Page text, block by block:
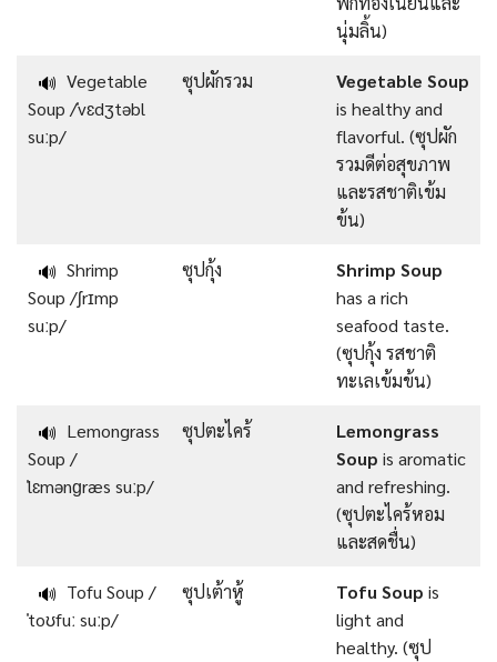
นุ่มลิ้น)
🔊 Vegetable
Soup /ˈvɛdʒtəbl
suːp/
ซุปผักรวม
Vegetable Soup
is healthy and
flavorful. (ซุปผัก
รวมดีต่อสุขภาพ
และรสชาติเข้ม
ข้น)
🔊 Shrimp
Soup /ʃrɪmp
suːp/
ซุปกุ้ง
Shrimp Soup
has a rich
seafood taste.
(ซุปกุ้ง รสชาติ
ทะเลเข้มข้น)
🔊 Lemongrass
Soup /
ˈlɛmənɡræs suːp/
ซุปตะไคร้
Lemongrass
Soup is aromatic
and refreshing.
(ซุปตะไคร้หอม
และสดชื่น)
🔊 Tofu Soup /
ˈtoʊfuː suːp/
ซุปเต้าหู้ Tofu Soup is
light and
healthy. (ซุป